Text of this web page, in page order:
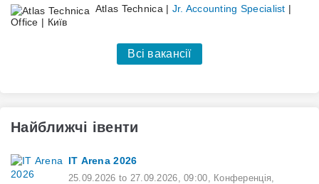
Atlas Technica | Jr. Accounting Specialist |
Office | Київ
Всі вакансії
Найближчі івенти
ІТ Arena 2026
25.09.2026 to 27.09.2026 09:00
Конференція,